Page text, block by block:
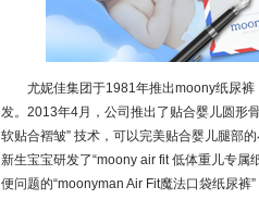
尤妮佳集团于1981年推出moony纸尿裤
发。2013年4月，公司推出了贴合婴儿圆形
软贴合褶皱” 技术，可以完美贴合婴儿腿部
新生宝宝研发了“moony air fit 低体重儿专
便问题的“moonyman Air Fit魔法口袋纸尿